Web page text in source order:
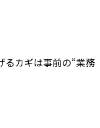
るカギは事前の“業務